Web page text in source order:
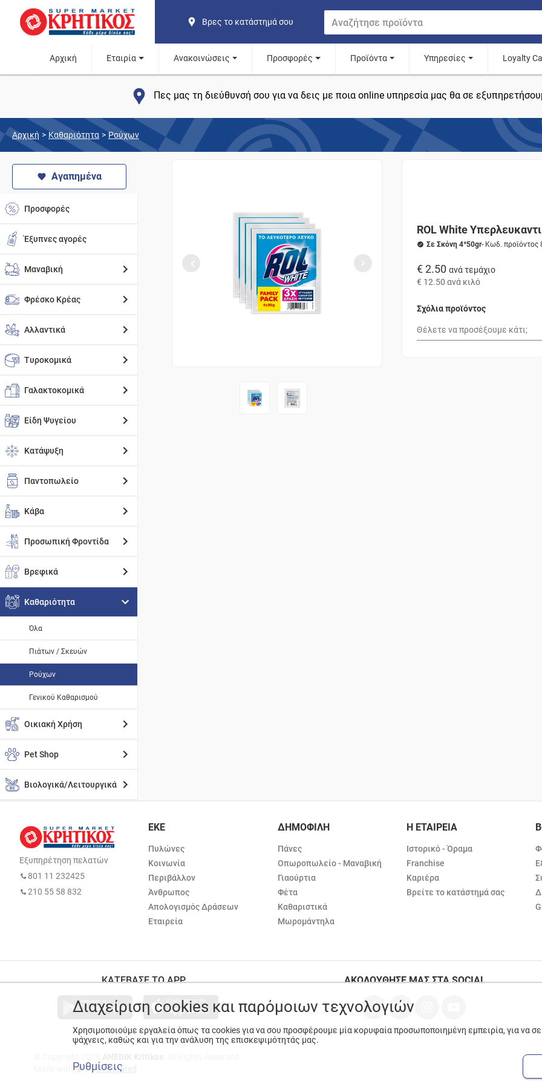
Βρες το κατάστημά σου
Αρχική Εταιρία Ανακοινώσεις Προσφορές Προϊόντα Υπηρεσίες Loyalty
Πες μας τη διεύθυνσή σου για να δεις με ποια online υπηρεσία μας θα σε
Αρχική > Καθαριότητα > Ρούχων
Αγαπημένα
Προσφορές
Έξυπνες αγορές
Μαναβική
Φρέσκο Κρέας
Αλλαντικά
Τυροκομικά
Γαλακτοκομικά
Είδη Ψυγείου
Κατάψυξη
Παντοπωλείο
Κάβα
Προσωπική Φροντίδα
Βρεφικά
Καθαριότητα
Όλα
Πιάτων / Σκευών
Ρούχων
Γενικού Καθαρισμού
Οικιακή Χρήση
Pet Shop
Βιολογικά/Λειτουργικά
ROL White
Σε Σκόνη 4*50gr- Κωδ. προϊόντος
€ 2.50 ανά τεμάχιο
€ 12.50 ανά κιλό
Σχόλια προϊόντος
Εξυπηρέτηση πελατών
801 11 232425
210 55 58 832
ΕΚΕ
Πυλώνες
Κοινωνία
Περιβάλλον
Άνθρωπος
Απολογισμός Δράσεων
Εταιρεία
ΔΗΜΟΦΙΛΗ
Πάνες
Οπωροπωλείο - Μαναβική
Γιαούρτια
Φέτα
Καθαριστικά
Μωρομάντηλα
Η ΕΤΑΙΡΕΙΑ
Ιστορικό - Όραμα
Franchise
Καριέρα
Βρείτε το κατάστημά σας
ΚΑΤΕΒΑΣΕ ΤΟ APP ΑΚΟΛΟΥΘΗΣΕ ΜΑΣ ΣΤΑ SOCIAL
Made with
byDesquared
Διαχείριση cookies και παρόμοιων τεχνολογιών
Χρησιμοποιούμε εργαλεία όπως τα cookies για να σου προσφέρουμε μία κορυφαία προσωποποιημένη εμπειρία, για να
ψάχνεις, καθώς και για την ανάλυση της επισκεψιμότητάς μας.
Ρυθμίσεις